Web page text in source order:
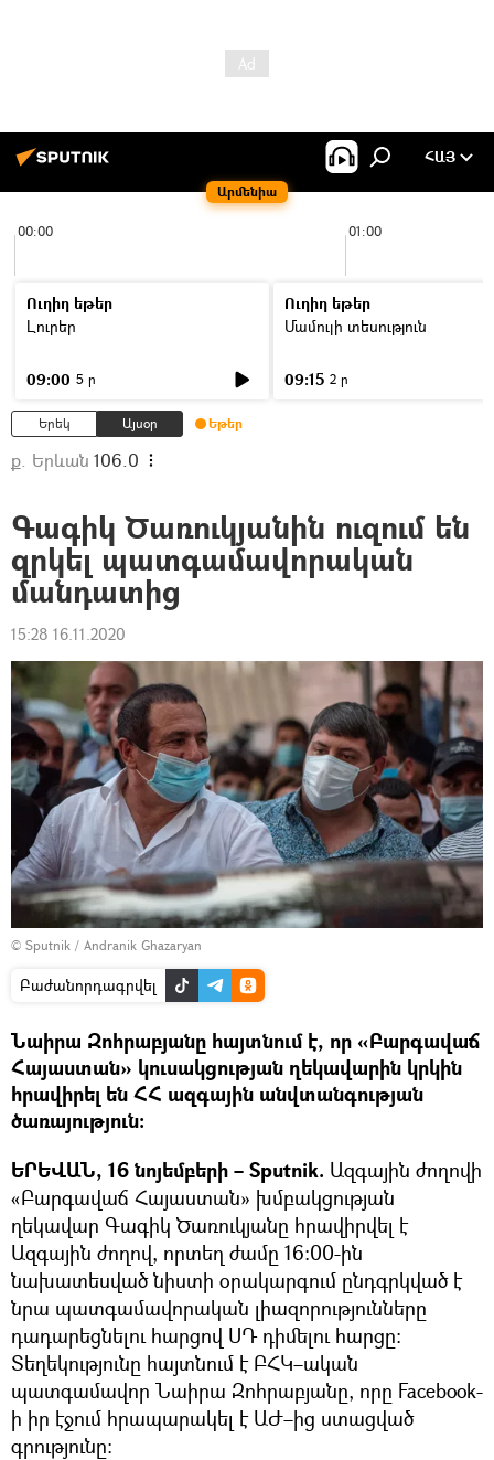
Արմենիա
ՀԱՅ
00:00 01:00
Ուղիղ եթեր
Լուրեր
09:00 5 ր
Ուղիղ եթեր
Մամուլի տեսություն
09:15 2 ր
Երեկ Այսօր Եթեր
ք. Երևան 106.0
Գագիկ Ծառուկյանին ուզում են
զրկել պատգամավորական
մանդատից
15:28 16.11.2020
© Sputnik / Andranik Ghazaryan
Բաժանորդագրվել
Նաիրա Զոհրաբյանը հայտնում է, որ «Բարգավաճ
Հայաստան» կուսակցության ղեկավարին կրկին
հրավիրել են ՀՀ ազգային անվտանգության
ծառայություն։
ԵՐԵՎԱՆ, 16 նոյեմբերի – Sputnik. Ազգային ժողովի
«Բարգավաճ Հայաստան» խմբակցության
ղեկավար Գագիկ Ծառուկյանը հրավիրվել է
Ազգային ժողով, որտեղ ժամը 16։00-ին
նախատեսված նիստի օրակարգում ընդգրկված է
նրա պատգամավորական լիազորությունները
դադարեցնելու հարցով ՍԴ դիմելու հարցը։
Տեղեկությունը հայտնում է ԲՀԿ–ական
պատգամավոր Նաիրա Զոհրաբյանը, որը Facebook-
ի իր էջում հրապարակել է ԱԺ–ից ստացված
գրությունը։